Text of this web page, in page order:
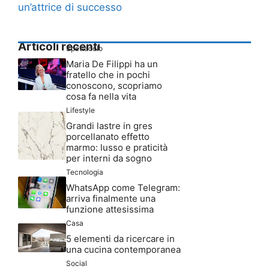
un’attrice di successo
Articoli recenti
Spettacolo
Maria De Filippi ha un
fratello che in pochi
conoscono, scopriamo
cosa fa nella vita
Lifestyle
Grandi lastre in gres
porcellanato effetto
marmo: lusso e praticità
per interni da sogno
Tecnologia
WhatsApp come Telegram:
arriva finalmente una
funzione attesissima
Casa
5 elementi da ricercare in
una cucina contemporanea
Social